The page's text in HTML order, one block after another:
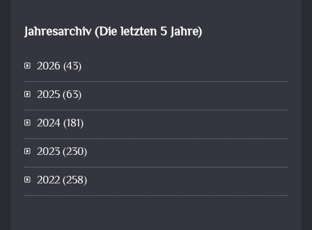
Jahresarchiv (Die letzten 5 Jahre)
2026 (43)
2025(63)
2024(181)
2023(230)
2022(258)